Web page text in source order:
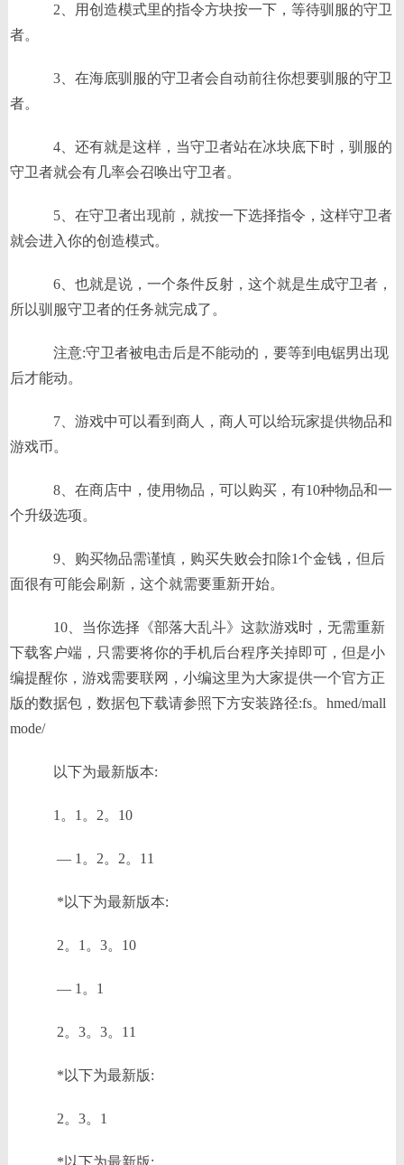
2、用创造模式里的指令方块按一下，等待驯服的守卫
者。
3、在海底驯服的守卫者会自动前往你想要驯服的守卫
者。
4、还有就是这样，当守卫者站在冰块底下时，驯服的
守卫者就会有几率会召唤出守卫者。
5、在守卫者出现前，就按一下选择指令，这样守卫者
就会进入你的创造模式。
6、也就是说，一个条件反射，这个就是生成守卫者，
所以驯服守卫者的任务就完成了。
注意:守卫者被电击后是不能动的，要等到电锯男出现
后才能动。
7、游戏中可以看到商人，商人可以给玩家提供物品和
游戏币。
8、在商店中，使用物品，可以购买，有10种物品和一
个升级选项。
9、购买物品需谨慎，购买失败会扣除1个金钱，但后
面很有可能会刷新，这个就需要重新开始。
10、当你选择《部落大乱斗》这款游戏时，无需重新
下载客户端，只需要将你的手机后台程序关掉即可，但是小
编提醒你，游戏需要联网，小编这里为大家提供一个官方正
版的数据包，数据包下载请参照下方安装路径:fs。hmed/mall
mode/
以下为最新版本:
1。1。2。10
— 1。2。2。11
*以下为最新版本:
2。1。3。10
— 1。1
2。3。3。11
*以下为最新版:
2。3。1
*以下为最新版: